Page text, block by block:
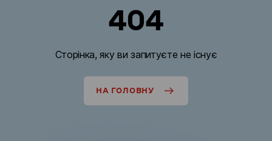
404
Сторінка, яку ви запитуєте не існує
НА ГОЛОВНУ